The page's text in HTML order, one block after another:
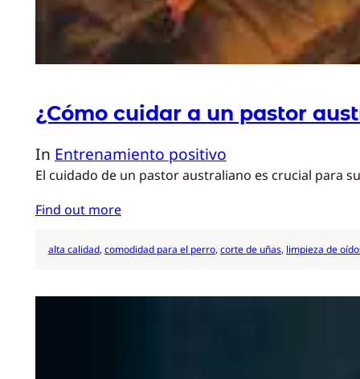
¿Cómo cuidar a un pastor
In Entrenamiento positivo
El cuidado de un pastor australiano es crucial para
Find out more
alta calidad, comodidad para el perro, corte de uñas, limpieza de